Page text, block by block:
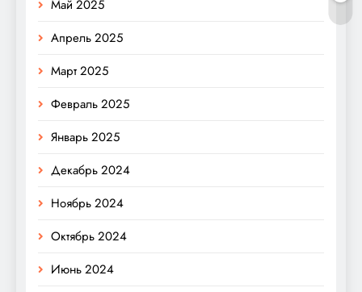
Май 2025
Апрель 2025
Март 2025
Февраль 2025
Январь 2025
Декабрь 2024
Ноябрь 2024
Октябрь 2024
Июнь 2024